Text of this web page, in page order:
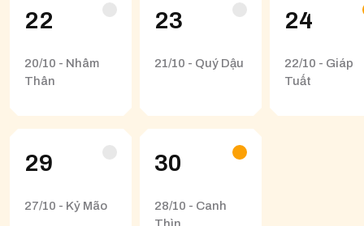
22
20/10 - Nhâm
Thân
23
21/10 - Quý Dậu
24
22/10 - Giáp
Tuất
29
27/10 - Kỷ Mão
30
28/10 - Canh